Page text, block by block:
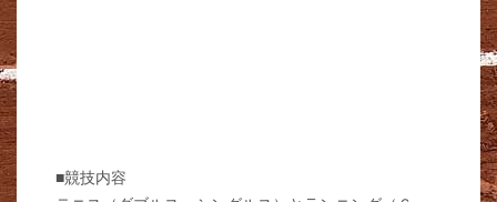
■競技内容